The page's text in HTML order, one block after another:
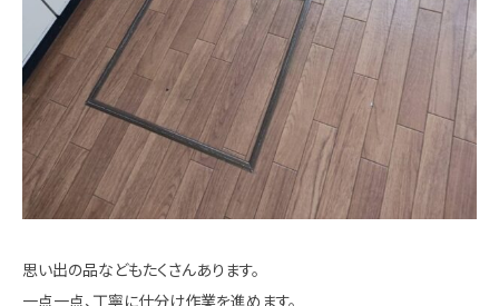
思い出の品などもたくさんあります。
一点一点、丁寧に仕分け作業を進めます。